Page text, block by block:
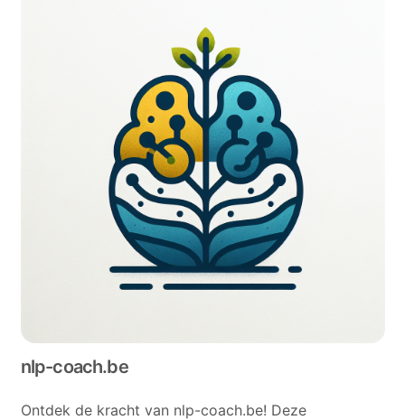
nlp-coach.be
Ontdek de kracht van nlp-coach.be! Deze